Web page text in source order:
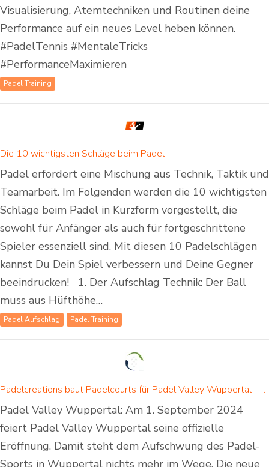
Visualisierung, Atemtechniken und Routinen deine
Performance auf ein neues Level heben können.
#PadelTennis #MentaleTricks
#PerformanceMaximieren
Padel Training
Die 10 wichtigsten Schläge beim Padel
Padel erfordert eine Mischung aus Technik, Taktik und
Teamarbeit. Im Folgenden werden die 10 wichtigsten
Schläge beim Padel in Kurzform vorgestellt, die
sowohl für Anfänger als auch für fortgeschrittene
Spieler essenziell sind. Mit diesen 10 Padelschlägen
kannst Du Dein Spiel verbessern und Deine Gegner
beeindrucken! 1. Der Aufschlag Technik: Der Ball
muss aus Hüfthöhe…
Padel Aufschlag Padel Training
Padelcreations baut Padelcourts für Padel Valley Wuppertal – Eröffnung am 01. September 2024
Padel Valley Wuppertal: Am 1. September 2024
feiert Padel Valley Wuppertal seine offizielle
Eröffnung. Damit steht dem Aufschwung des Padel-
Sports in Wuppertal nichts mehr im Wege. Die neue